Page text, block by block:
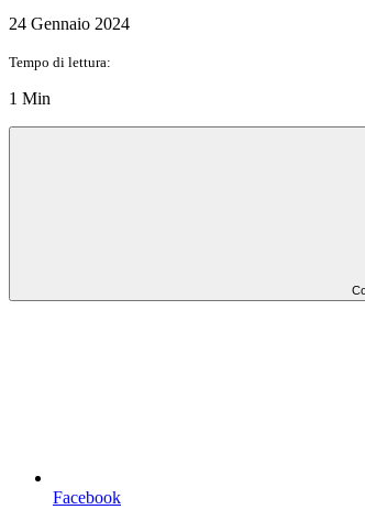
24 Gennaio 2024
Tempo di lettura:
1 Min
Facebook